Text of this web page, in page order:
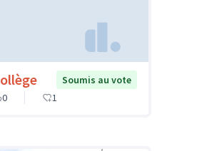
Soumis au vote
0 1